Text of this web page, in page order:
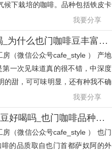
下栽培的咖啡。品种包括铁皮卡
门的咖
我要分享
野家伙巴尼也门摩卡哈尔滋咖啡怎么喝_为什么也门咖啡豆丰富风味
（微信公众号cafe_style ） 产地
一次见味道真的很不错，中深度
的甜，可可味明显，还有种我不确
果的
我要分享
也门摩卡马塔莉Mocca Matari庄园咖啡豆好喝吗_也门咖啡品种介绍
（微信公众号cafe_style ） 也门
的品质取自也门首都萨奴阿的外